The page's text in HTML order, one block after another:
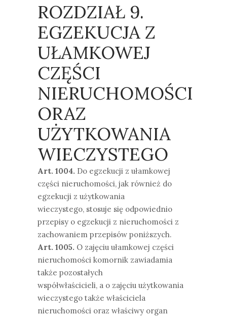
ROZDZIAŁ 9.
EGZEKUCJA Z
UŁAMKOWEJ
CZĘŚCI
NIERUCHOMOŚCI
ORAZ
UŻYTKOWANIA
WIECZYSTEGO
Art. 1004. Do egzekucji z ułamkowej
części nieruchomości, jak również do
egzekucji z użytkowania
wieczystego, stosuje się odpowiednio
przepisy o egzekucji z nieruchomości z
zachowaniem przepisów poniższych.
Art. 1005. O zajęciu ułamkowej części
nieruchomości komornik zawiadamia
także pozostałych
współwłaścicieli, a o zajęciu użytkowania
wieczystego także właściciela
nieruchomości oraz właściwy organ